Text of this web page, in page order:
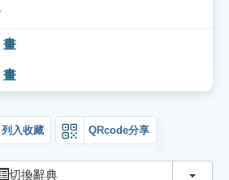
畫
畫
列入收藏 QRcode分享
切換辭典 切換